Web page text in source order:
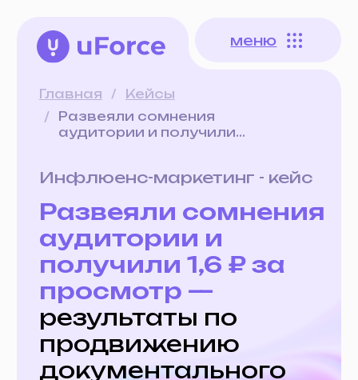
Гео: РФ
Срок реализации: 1 месяц
аудитории и
получили 1,6 ₽ за
просмотр —
результаты по
продвижению
документального
фильма
Инфлюенс-маркетинг - кейс
аудитории и получили...